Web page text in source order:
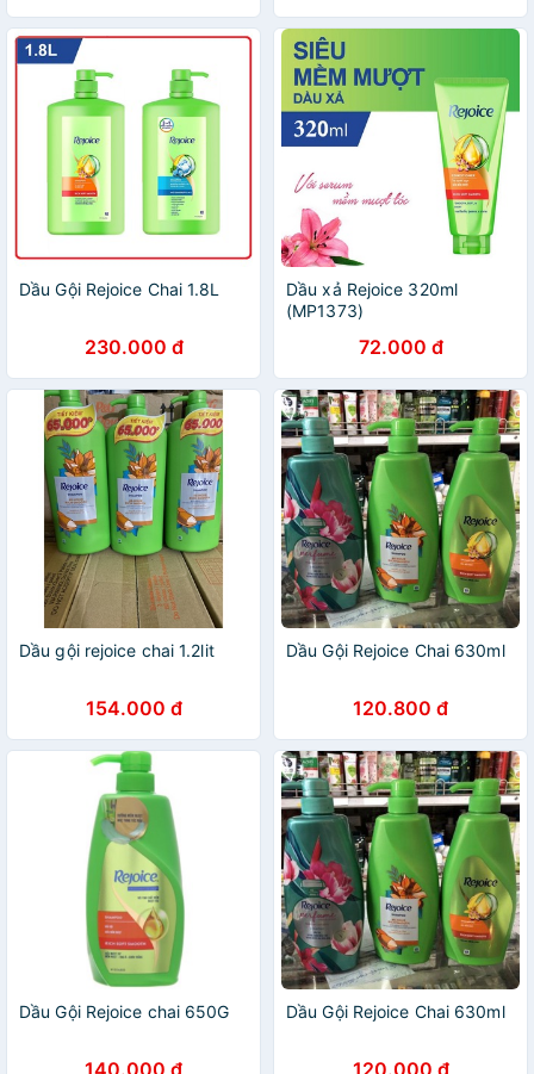
Dầu Gội Rejoice Chai 1.8L
230.000 đ
Dầu xả Rejoice 320ml
(MP1373)
72.000 đ
Dầu gội rejoice chai 1.2lit
154.000 đ
Dầu Gội Rejoice Chai 630ml
120.800 đ
Dầu Gội Rejoice chai 650G
140.000 đ
Dầu Gội Rejoice Chai 630ml
120.000 đ